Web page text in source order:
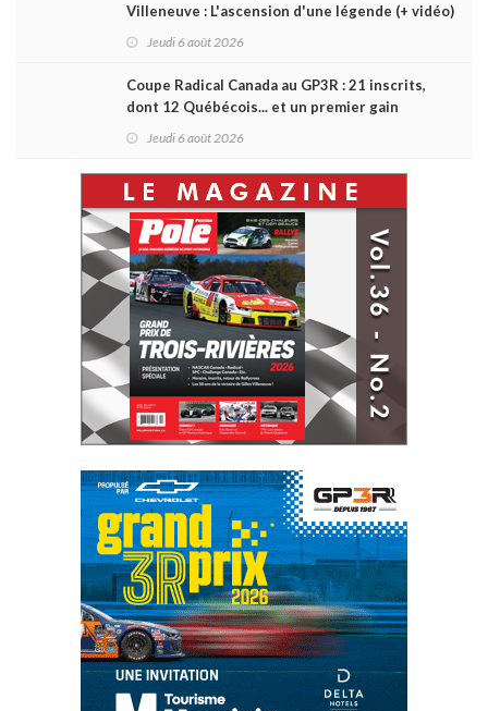
Villeneuve : L'ascension d'une légende (+ vidéo)
Jeudi 6 août 2026
Coupe Radical Canada au GP3R : 21 inscrits,
dont 12 Québécois... et un premier gain
Jeudi 6 août 2026